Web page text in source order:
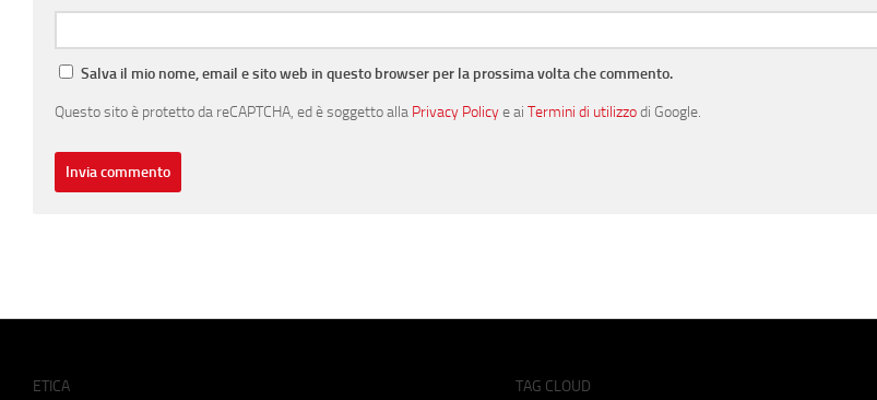
Salva il mio nome, email e sito web in questo browser per la prossima volta che commento.
Questo sito è protetto da reCAPTCHA, ed è soggetto alla Privacy Policye ai Termini di utilizzodi Google.
ETICA
TAG CLOUD